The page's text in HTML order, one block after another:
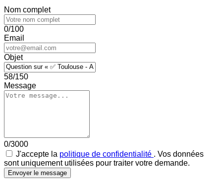
Nom complet
0/100
Email
Objet
58/150
Message
0/3000
J'accepte la politique de confidentialité . Vos données
sont uniquement utilisées pour traiter votre demande.
Envoyer le message